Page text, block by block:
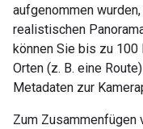
aufgenommen
realistischen
können Sie bis zu 100
Orten (z. B. eine
Metadaten zur
Zum